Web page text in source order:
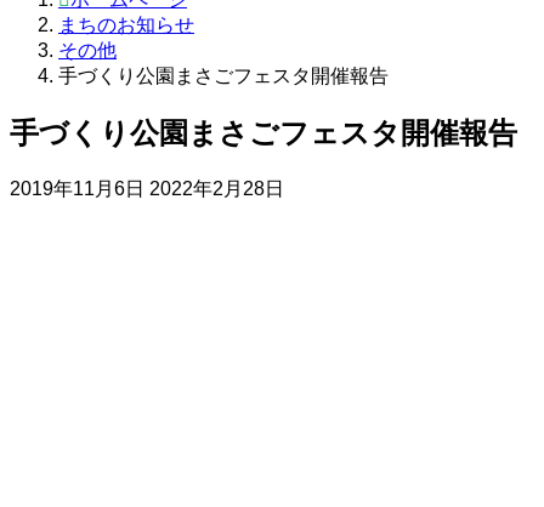
まちのお知らせ
その他
手づくり公園まさごフェスタ開催報告
手づくり公園まさごフェスタ開催報告
2019年11月6日 最
2022年2月28日